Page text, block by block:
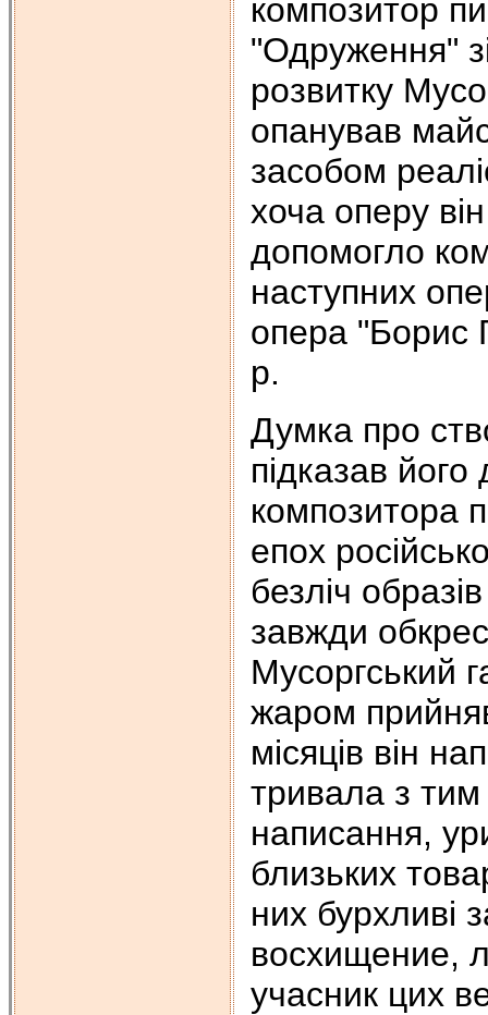
композитор
"Одруження"
розвитку
опанував
засобом
хоча оперу
допомогло
наступних
опера "Борис
р.
Думка про
підказав
композитора
епох
безліч
завжди
Мусоргський
жаром
місяців він
тривала з
написання,
близьких
них бурхливі
восхищение,
учасник цих